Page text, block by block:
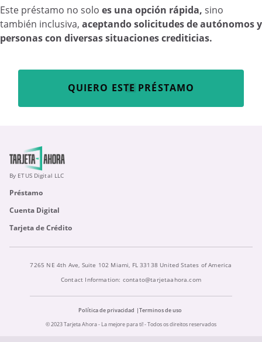
Este préstamo no solo es una opción rápida, sino
también inclusiva, aceptando solicitudes de autónomos y
personas con diversas situaciones crediticias.
QUIERO ESTE PRÉSTAMO
By ETUS Digital LLC
Préstamo
Cuenta Digital
Tarjeta de Crédito
7265 NE 4th Ave, Suite 102 Miami, FL 33138 United States of America
Contact Information: contato@tarjetaahora.com
Política de privacidad
Terminos de uso
© 2023 Tarjeta Ahora - La mejore para ti! - Todos os direitos reservados